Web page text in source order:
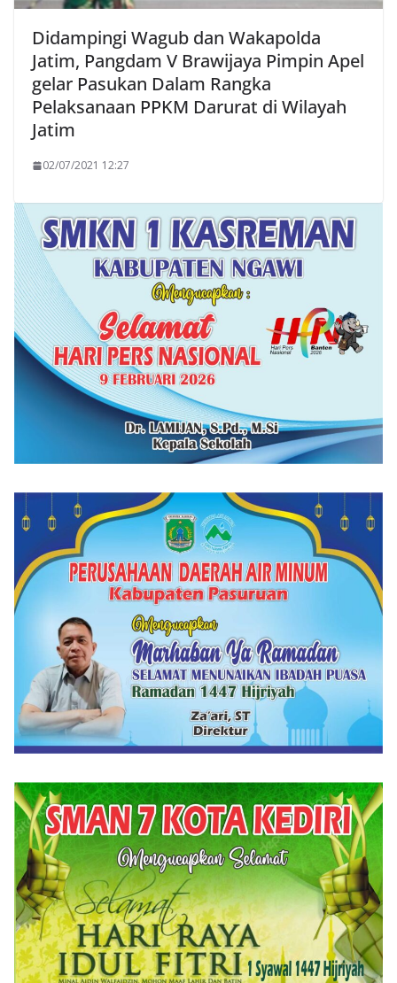
Didampingi Wagub dan Wakapolda
Jatim, Pangdam V Brawijaya Pimpin Apel
gelar Pasukan Dalam Rangka
Pelaksanaan PPKM Darurat di Wilayah
Jatim
02/07/2021 12:27